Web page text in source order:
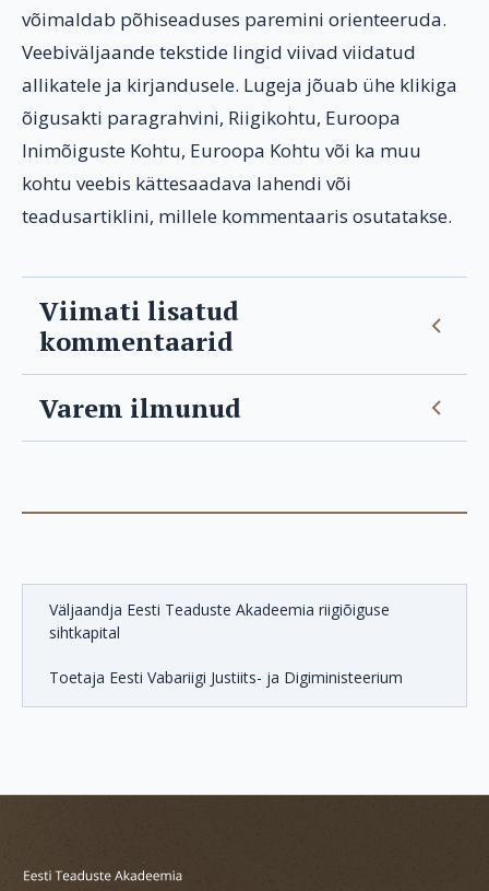
võimaldab põhiseaduses paremini orienteeruda.
Veebiväljaande tekstide lingid viivad viidatud
allikatele ja kirjandusele. Lugeja jõuab ühe klikiga
õigusakti paragrahvini, Riigikohtu, Euroopa
Inimõiguste Kohtu, Euroopa Kohtu või ka muu
kohtu veebis kättesaadava lahendi või
teadusartiklini, millele kommentaaris osutatakse.
Viimati lisatud
kommentaarid
Varem ilmunud
Väljaandja Eesti Teaduste Akadeemia riigiõiguse
sihtkapital
Toetaja Eesti Vabariigi Justiits- ja Digiministeerium